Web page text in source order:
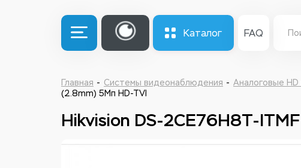
Каталог FAQ
Главная Системы видеонаблюдения Аналоговые
(2.8mm) 5Мп HD-TVI
Hikvision DS-2CE76H8T-